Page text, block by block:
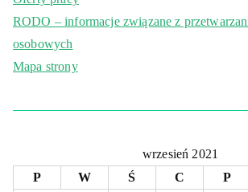
RODO – informacje związane z
osobowych
Mapa strony
wrzesień 2021
P
W Ś C P